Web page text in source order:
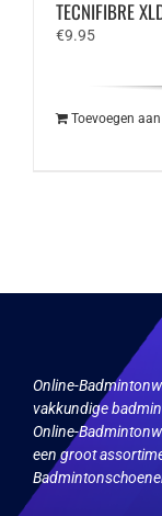
TECNIFIBRE
€9.95
Toevoegen
Online-
vakkundige
Online-
een groot